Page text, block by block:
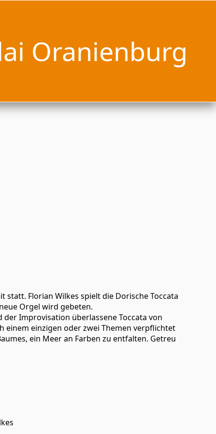
Oranienburg
Florian Wilkes spielt die Dorische Toccata
Orgel wird gebeten.
Improvisation überlassene Toccata von
einem einzigen oder zwei Themen verpflichtet
ein Meer an Farben zu entfalten. Getreu